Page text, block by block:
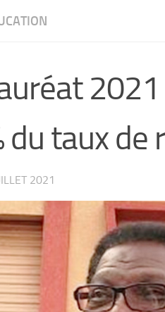
2021
du taux de
2021